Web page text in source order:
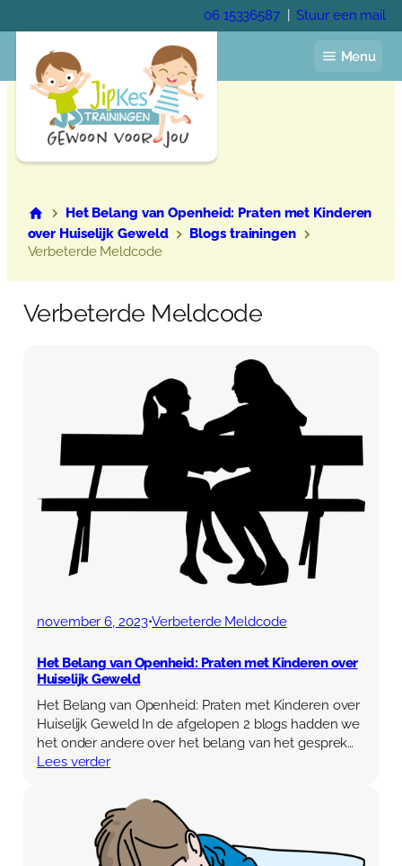
naar
inhoud
06 15336587|Stuur een mail
Menu
Jaarprogramma
Voor de kinderopvang
Voor het onderwijs
Blog en Downloads
Themaboeken
Gespreks- en reflectiesets
Aanbod
Winkelwagen
Contact
Contact
Agenda
Het Belang van Openheid: Praten met Kinderen
over Huiselijk Geweld
Blogs trainingen
Verbeterde Meldcode
Verbeterde Meldcode
november 6, 2023•Verbeterde Meldcode
Het Belang van Openheid: Praten met Kinderen over
Huiselijk Geweld
Het Belang van Openheid: Praten met Kinderen over
Huiselijk Geweld In de afgelopen 2 blogs hadden we
het onder andere over het belang van het gesprek…
Lees verder